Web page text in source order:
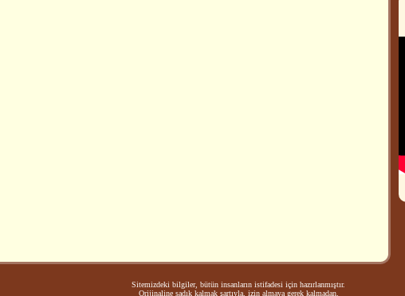
Sitemizdeki bilgiler, bütün insanların istifadesi için hazırlanmıştır.
Orijinaline sadık kalmak şartıyla, izin almaya gerek kalmadan,